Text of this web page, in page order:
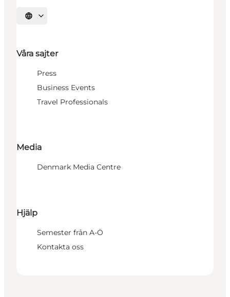
Välj språk
Våra sajter
Press
Business Events
Travel Professionals
Media
Denmark Media Centre
Hjälp
Semester från A-Ö
Kontakta oss